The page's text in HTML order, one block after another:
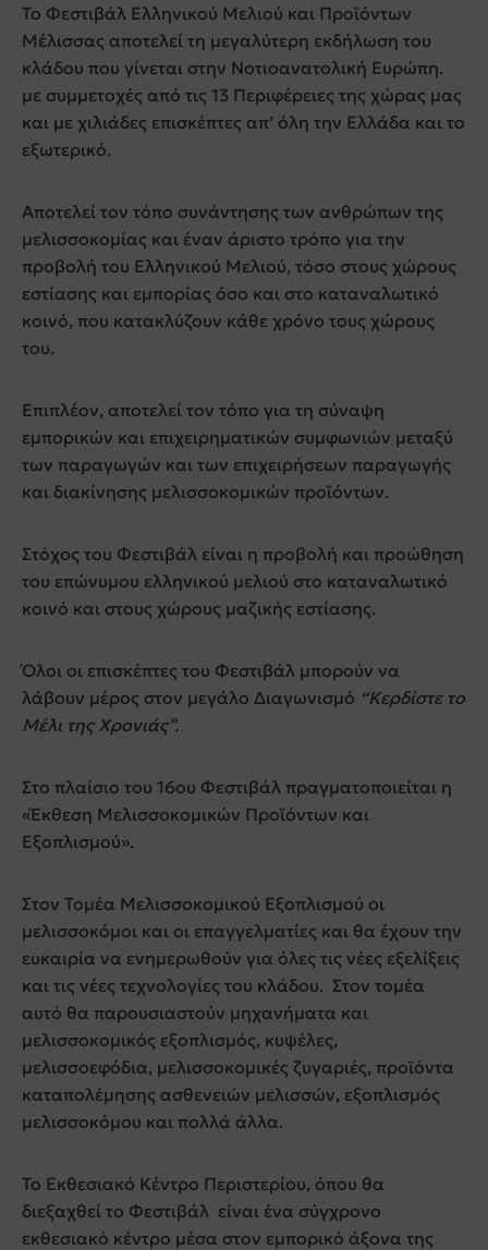
Το Φεστιβάλ Ελληνικού Μελιού και Προϊόντων
Μέλισσας αποτελεί τη μεγαλύτερη εκδήλωση του
κλάδου που γίνεται στην Νοτιοανατολική Ευρώπη.
με συμμετοχές από τις 13 Περιφέρειες της χώρας μας
και με χιλιάδες επισκέπτες απ’ όλη την Ελλάδα και το
εξωτερικό.
Αποτελεί τον τόπο συνάντησης των ανθρώπων της
μελισσοκομίας και έναν άριστο τρόπο για την
προβολή του Ελληνικού Μελιού, τόσο στους χώρους
εστίασης και εμπορίας όσο και στο καταναλωτικό
κοινό, που κατακλύζουν κάθε χρόνο τους χώρους
του.
Επιπλέον, αποτελεί τον τόπο για τη σύναψη
εμπορικών και επιχειρηματικών συμφωνιών μεταξύ
των παραγωγών και των επιχειρήσεων παραγωγής
και διακίνησης μελισσοκομικών προϊόντων.
Στόχος του Φεστιβάλ είναι η προβολή και προώθηση
του επώνυμου ελληνικού μελιού στο καταναλωτικό
κοινό και στους χώρους μαζικής εστίασης.
Όλοι οι επισκέπτες του Φεστιβάλ μπορούν να
λάβουν μέρος στον μεγάλο Διαγωνισμό “Κερδίστε το
Μέλι της Χρονιάς”.
Στο πλαίσιο του 16ου Φεστιβάλ πραγματοποιείται η
«Έκθεση Μελισσοκομικών Προϊόντων και
Εξοπλισμού».
Στον Τομέα Μελισσοκομικού Εξοπλισμού οι
μελισσοκόμοι και οι επαγγελματίες και θα έχουν την
ευκαιρία να ενημερωθούν για όλες τις νέες εξελίξεις
και τις νέες τεχνολογίες του κλάδου. Στον τομέα
αυτό θα παρουσιαστούν μηχανήματα και
μελισσοκομικός εξοπλισμός, κυψέλες,
μελισσοεφόδια, μελισσοκομικές ζυγαριές, προϊόντα
καταπολέμησης ασθενειών μελισσών, εξοπλισμός
μελισσοκόμου και πολλά άλλα.
Το Εκθεσιακό Κέντρο Περιστερίου, όπου θα
διεξαχθεί το Φεστιβάλ είναι ένα σύγχρονο
εκθεσιακό κέντρο μέσα στον εμπορικό άξονα της